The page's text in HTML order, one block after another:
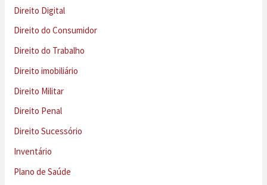
Direito Digital
Direito do Consumidor
Direito do Trabalho
Direito imobiliário
Direito Militar
Direito Penal
Direito Sucessório
Inventário
Plano de Saúde